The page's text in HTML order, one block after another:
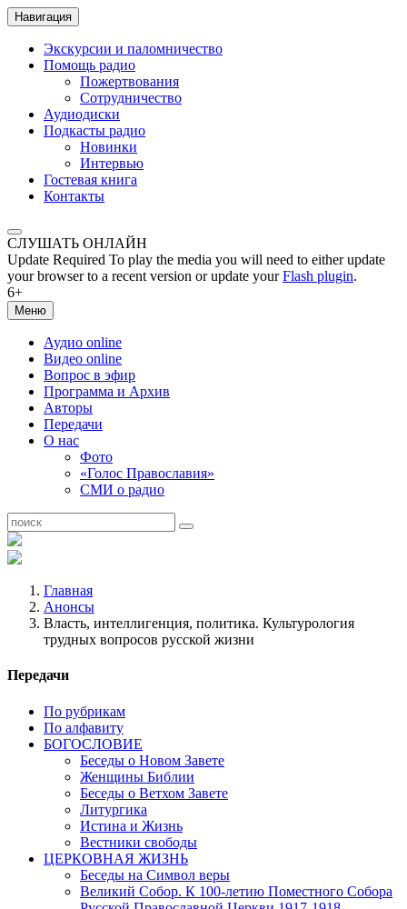
Навигация
Экскурсии и паломничество
Помощь радио
Пожертвования
Сотрудничество
Аудиодиски
Подкасты радио
Новинки
Интервью
Гостевая книга
Контакты
СЛУШАТЬ ОНЛАЙН
Update Required To play the media you will need to either update
your browser to a recent version or update yourFlash plugin.
6+
Меню
Аудио online
Видео online
Вопрос в эфир
Программа и Архив
Авторы
Передачи
О нас
Фото
«Голос Православия»
СМИ о радио
Главная
Анонсы
Власть, интеллигенция, политика. Культурология
трудных вопросов русской жизни
Передачи
По рубрикам
По алфавиту
БОГОСЛОВИЕ
Беседы о Новом Завете
Женщины Библии
Беседы о Ветхом Завете
Литургика
Истина и Жизнь
Вестники свободы
ЦЕРКОВНАЯ ЖИЗНЬ
Беседы на Символ веры
Великий Собор. К 100-летию Поместного Собора